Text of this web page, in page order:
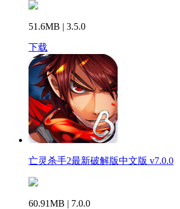
51.6MB | 3.5.0
下载
亡灵杀手2最新破解版中文版 v7.0.0
60.91MB | 7.0.0